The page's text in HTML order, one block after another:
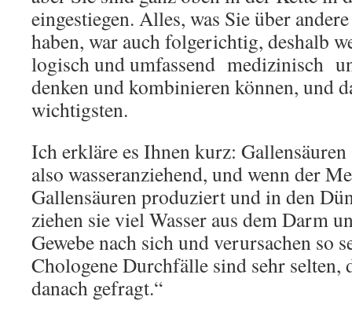
eingestiegen. Alles, was Sie über
haben, war auch folgerichtig, deshalb
logisch und umfassend medizinisch
denken und kombinieren können, und
wichtigsten.
Ich erkläre es Ihnen kurz:
also wasseranziehend, und wenn der
Gallensäuren produziert und in den
ziehen sie viel Wasser aus dem Darm
Gewebe nach sich und verursachen so
Chologene Durchfälle sind sehr selten,
danach gefragt.“